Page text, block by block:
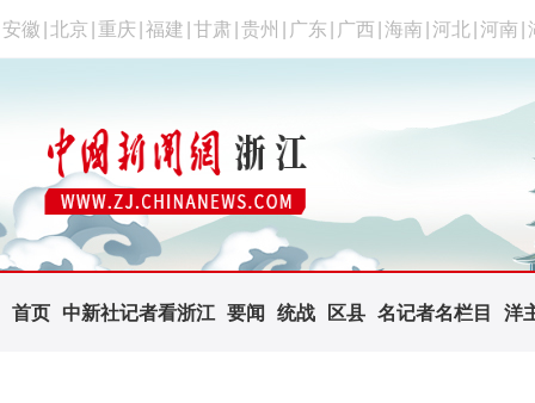
安徽 北京 重庆 福建 甘肃 贵州 广东 广西 海南 河北 河南
首页 中新社记者看浙江 要闻 统战 区县 名记者名栏目 洋